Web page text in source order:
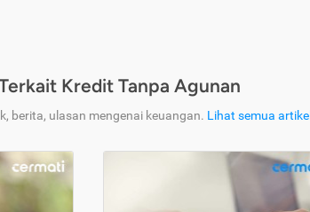
Kredit Tanpa Agunan
berita, ulasan mengenai keuangan. Lihat semua artikel